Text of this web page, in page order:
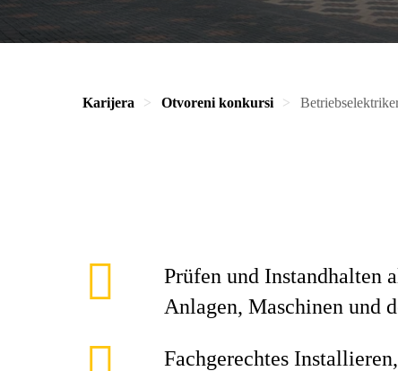
Karijera Otvoreni konkursi
Prüfen und Instandhalten
Anlagen, Maschinen und
Fachgerechtes